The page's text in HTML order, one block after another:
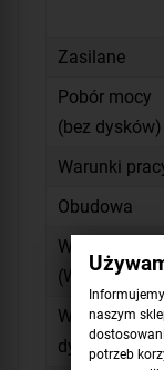
Zasilane
Pobór mocy
(bez dysków)
Warunki
Obudowa
Wymiary
(WxDxH)
Waga (bez
dysków)
naszym
potrzeb